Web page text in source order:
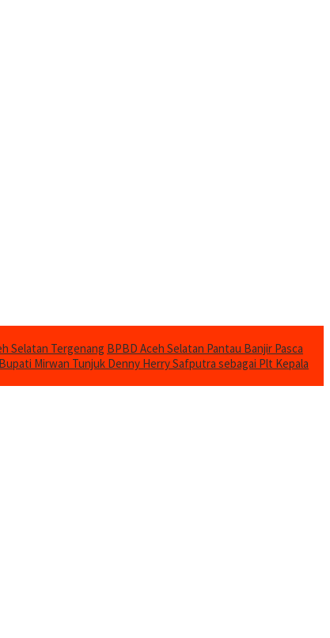
Selatan Tergenang BPBD Aceh Selatan Pantau Banjir Pasca
Mirwan Tunjuk Denny Herry Safputra sebagai Plt Kepala